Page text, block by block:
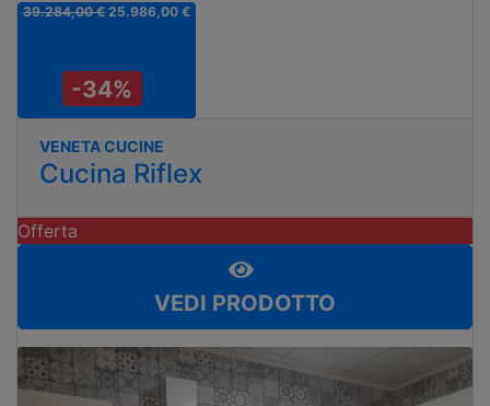
39.284,00 €25.986,00 €
-34%
VENETA CUCINE
Cucina Riflex
Offerta
VEDI PRODOTTO